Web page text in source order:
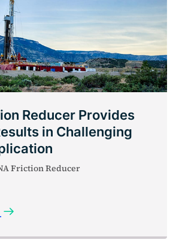
Reducer Provides
in Challenging
Friction Reducer